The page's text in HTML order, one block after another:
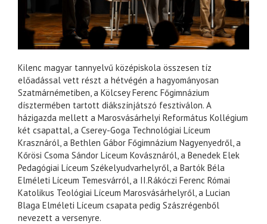
Kilenc magyar tannyelvű középiskola összesen tíz
előadással vett részt a hétvégén a hagyományosan
Szatmárnémetiben, a Kölcsey Ferenc Főgimnázium
dísztermében tartott diákszínjátszó fesztiválon. A
házigazda mellett a Marosvásárhelyi Református Kollégium
két csapattal, a Cserey-Goga Technológiai Líceum
Krasznáról, a Bethlen Gábor Főgimnázium Nagyenyedről, a
Kőrösi Csoma Sándor Líceum Kovásznáról, a Benedek Elek
Pedagógiai Líceum Székelyudvarhelyről, a Bartók Béla
Elméleti Líceum Temesvárról, a II.Rákóczi Ferenc Római
Katolikus Teológiai Líceum Marosvásárhelyről, a Lucian
Blaga Elméleti Líceum csapata pedig Szászrégenből
nevezett a versenyre.